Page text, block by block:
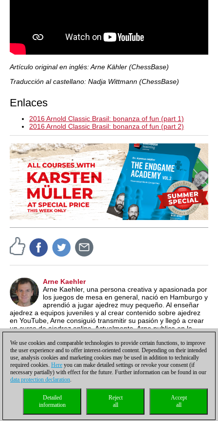
Artículo original en inglés: Arne Kähler (ChessBase)
Traducción al castellano: Nadja Wittmann (ChessBase)
Enlaces
2016 Arnold Classic Brasil: bonanza of fun (part 1)
2016 Arnold Classic Brasil: bonanza of fun (part 2)
Arne Kaehler
Arne Kaehler, una persona creativa y apasionada por
los juegos de mesa en general, nació en Hamburgo y
aprendió a jugar ajedrez muy pequeño. Al enseñar
ajedrez a equipos juveniles y al crear contenido sobre ajedrez
en YouTube, Arne consiguió transmitir su pasión y llegó a crear
un curso de ajedrez online. Actualmente, Arne publica en la
artículos entretenidos y de promoción.
Política de privacidad |Para contactar Cookies Management
Licencias
Compliance Hotline
coldest news
We use cookies and comparable technologies to provide certain functions, to improve
the user experience and to offer interest-oriented content. Depending on their intended
use, analysis cookies and marketing cookies may be used in addition to technically
required cookies. Here you can make detailed settings or revoke your consent (if
necessary partially) with effect for the future. Further information can be found in our
data protection declaration.
Accept
all
Reject
all
Detailed
information